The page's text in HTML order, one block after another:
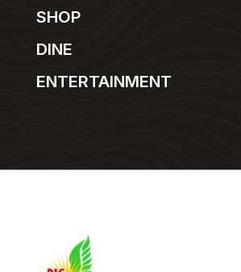
SHOP
DINE
ENTERTAINMENT